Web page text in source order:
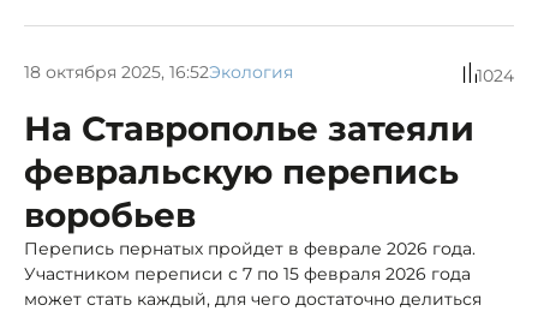
18 октября 2025, 16:52Экология 1024
На Ставрополье затеяли
февральскую перепись
воробьев
Перепись пернатых пройдет в феврале 2026 года.
Участником переписи с 7 по 15 февраля 2026 года
может стать каждый, для чего достаточно делиться